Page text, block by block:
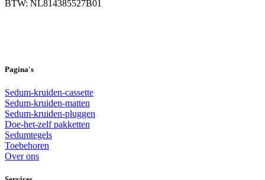
BTW: NL814385527B01
Pagina's
Sedum-kruiden-cassette
Sedum-kruiden-matten
Sedum-kruiden-pluggen
Doe-het-zelf pakketten
Sedumtegels
Toebehoren
Over ons